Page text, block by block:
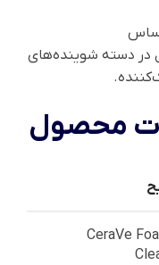
در دسته شوینده‌های
CeraVe